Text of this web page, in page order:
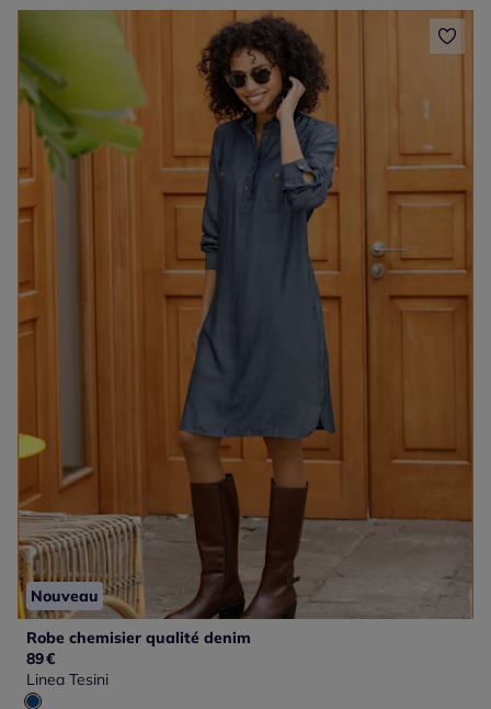
Nouveau
Robe chemisier qualité denim
89€
Linea Tesini